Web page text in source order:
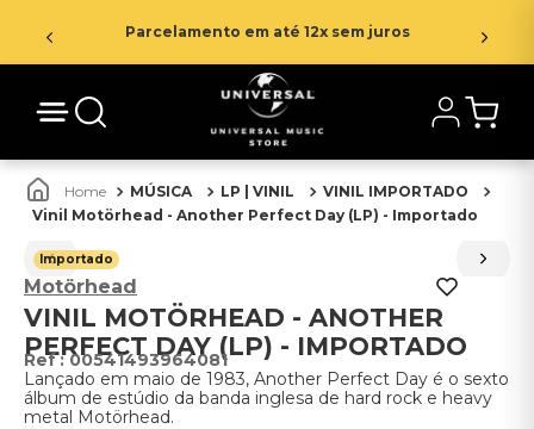
Parcelamento em até 12x sem juros
MÚSICA LP | VINIL
VINIL IMPORTADO
Vinil Motörhead - Another Perfect Day (LP) - Importado
Importado
Motörhead
VINIL MOTÖRHEAD - ANOTHER
PERFECT DAY (LP) - IMPORTADO
:00541493964081
Lançado em maio de 1983, Another Perfect Day é o sexto
álbum de estúdio da banda inglesa de hard rock e heavy
metal Motörhead.